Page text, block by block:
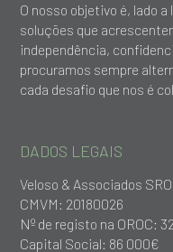
O nosso objetivo é, lado
soluções que
independência,
procuramos sempre
cada desafio que nos é
DADOS LEGAIS
Veloso & Associados
CMVM: 20180026
Nº de registo na OROC:
Capital Social: 86 000€